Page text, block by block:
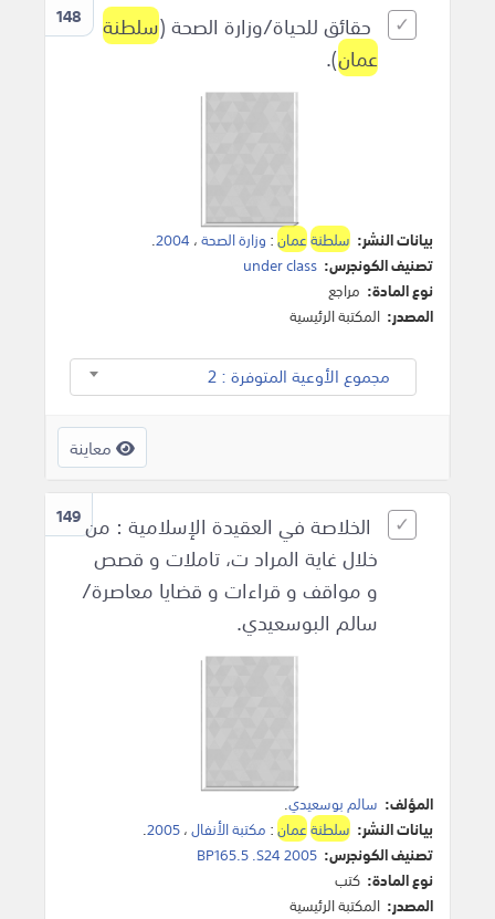
148 حقائق للحياة/وزارة الصحة (سلطنة
عمان).
بيانات النشر: سلطنةعمان: وزارة الصحة، 2004
.
تصنيف الكونجرس: under class
نوع المادة: مراجع
المصدر: المكتبة الرئيسية
مجموع الأوعية المتوفرة : 2
معاينة
149الخلاصة في العقيدة الإسلامية : من
خلال غاية المراد ت، تاملات و قصص
و مواقف و قراءات و قضايا معاصرة/
سالم البوسعيدي.
المؤلف: سالم بوسعيدي.
بيانات النشر: سلطنةعمان: مكتبة الأنفال،2005
.
تصنيف الكونجرس: BP165.5 .S24 2005
نوع المادة: كتب
المصدر: المكتبة الرئيسية